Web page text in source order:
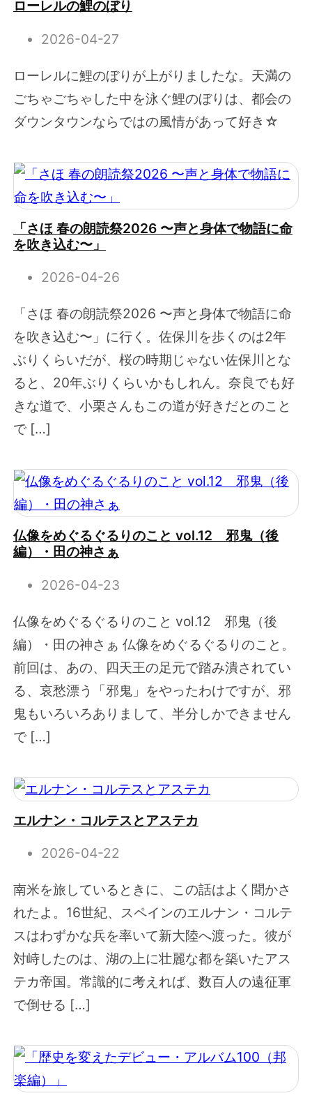
ローレルの鯉のぼり
2026-04-27
ローレルに鯉のぼりが上がりましたな。天満の
ごちゃごちゃした中を泳ぐ鯉のぼりは、都会の
ダウンタウンならではの風情があって好き☆
「さほ 春の朗読祭2026 〜声と身体で物語に命
を吹き込む〜」
2026-04-26
「さほ 春の朗読祭2026 〜声と身体で物語に命
を吹き込む〜」に行く。佐保川を歩くのは2年
ぶりくらいだが、桜の時期じゃない佐保川とな
ると、20年ぶりくらいかもしれん。奈良でも好
きな道で、小栗さんもこの道が好きだとのこと
で […]
仏像をめぐるぐるりのこと vol.12 邪鬼（後
編）・田の神さぁ
2026-04-23
仏像をめぐるぐるりのこと vol.12 邪鬼（後
編）・田の神さぁ 仏像をめぐるぐるりのこと。
前回は、あの、四天王の足元で踏み潰されてい
る、哀愁漂う「邪鬼」をやったわけですが、邪
鬼もいろいろありまして、半分しかできません
で […]
エルナン・コルテスとアステカ
2026-04-22
南米を旅しているときに、この話はよく聞かさ
れたよ。16世紀、スペインのエルナン・コルテ
スはわずかな兵を率いて新大陸へ渡った。彼が
対峙したのは、湖の上に壮麗な都を築いたアス
テカ帝国。常識的に考えれば、数百人の遠征軍
で倒せる […]